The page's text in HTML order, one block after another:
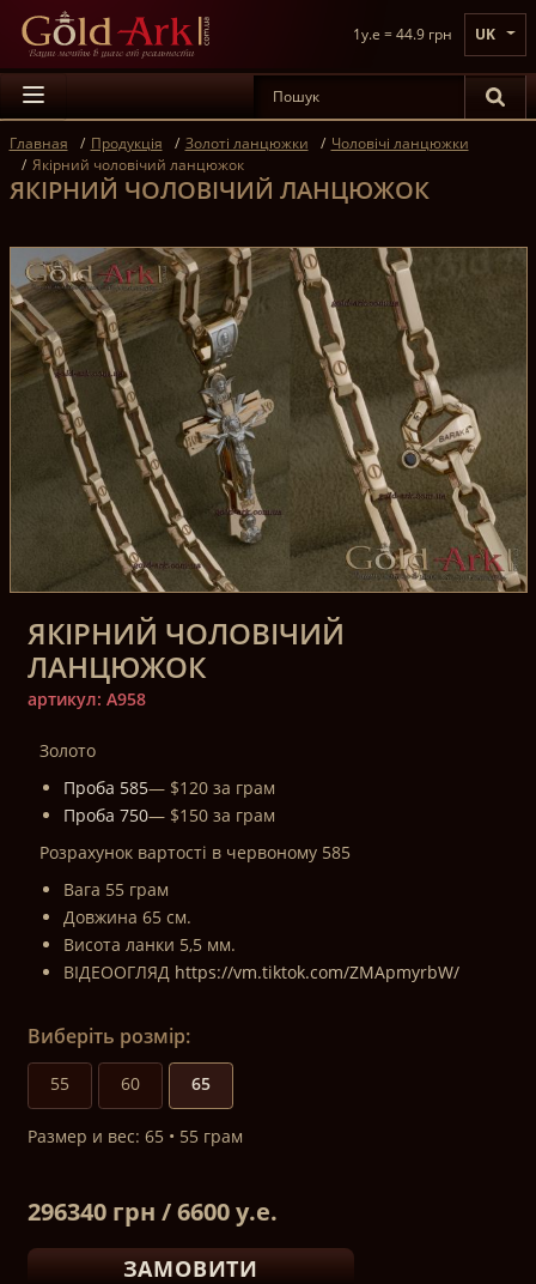
UK
1y.e = 44.9 грн
Главная Продукція Золоті ланцюжки
Чоловічі ланцюжки
Якірний чоловічий ланцюжок
ЯКІРНИЙ ЧОЛОВІЧИЙ ЛАНЦЮЖОК
ЯКІРНИЙ ЧОЛОВІЧИЙ
ЛАНЦЮЖОК
артикул: A958
Золото
Проба 585— $120 за грам
Проба 750— $150 за грам
Розрахунок вартості в червоному 585
Вага 55 грам
Довжина 65 см.
Висота ланки 5,5 мм.
ВІДЕООГЛЯД https://vm.tiktok.com/ZMApmyrbW/
Виберіть розмір:
55 60 65
Размер и вес: 65 • 55 грам
296340 грн / 6600 у.е.
ЗАМОВИТИ